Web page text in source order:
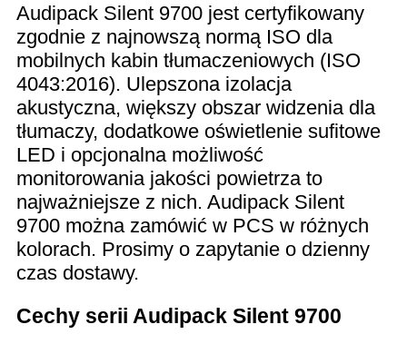
Audipack Silent 9700 jest certyfikowany
zgodnie z najnowszą normą ISO dla
mobilnych kabin tłumaczeniowych (ISO
4043:2016). Ulepszona izolacja
akustyczna, większy obszar widzenia dla
tłumaczy, dodatkowe oświetlenie sufitowe
LED i opcjonalna możliwość
monitorowania jakości powietrza to
najważniejsze z nich. Audipack Silent
9700 można zamówić w PCS w różnych
kolorach. Prosimy o zapytanie o dzienny
czas dostawy.
Cechy serii Audipack Silent 9700